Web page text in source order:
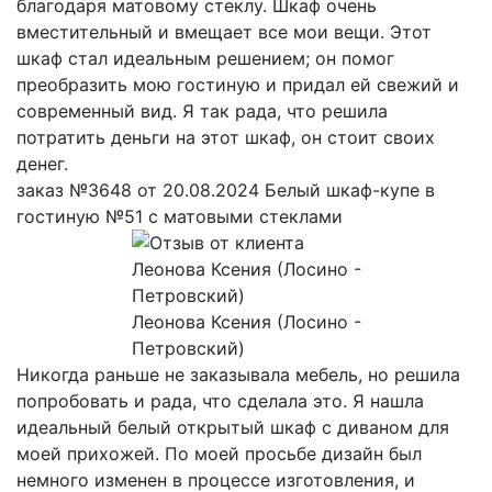
благодаря матовому стеклу. Шкаф очень
вместительный и вмещает все мои вещи. Этот
шкаф стал идеальным решением; он помог
преобразить мою гостиную и придал ей свежий и
современный вид. Я так рада, что решила
потратить деньги на этот шкаф, он стоит своих
денег.
заказ №3648 от 20.08.2024 Белый шкаф-купе в
гостиную №51 с матовыми стеклами
Леонова Ксения (Лосино -
Петровский)
Никогда раньше не заказывала мебель, но решила
попробовать и рада, что сделала это. Я нашла
идеальный белый открытый шкаф с диваном для
моей прихожей. По моей просьбе дизайн был
немного изменен в процессе изготовления, и